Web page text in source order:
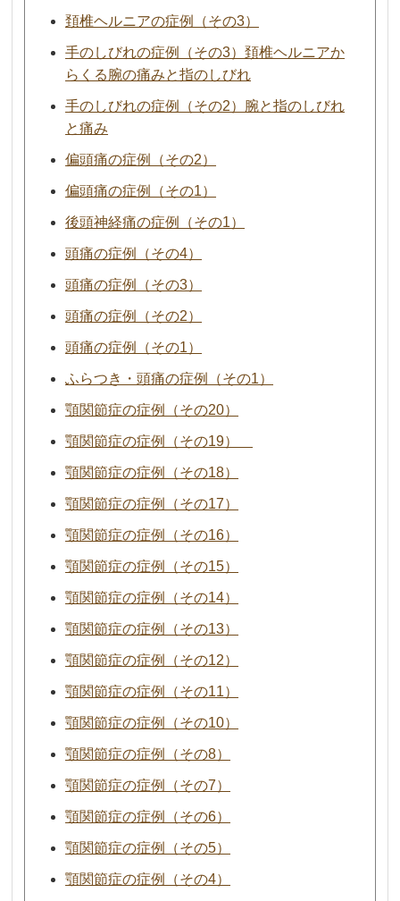
頚椎ヘルニアの症例（その3）
手のしびれの症例（その3）頚椎ヘルニアか
らくる腕の痛みと指のしびれ
手のしびれの症例（その2）腕と指のしびれ
と痛み
偏頭痛の症例（その2）
偏頭痛の症例（その1）
後頭神経痛の症例（その1）
頭痛の症例（その4）
頭痛の症例（その3）
頭痛の症例（その2）
頭痛の症例（その1）
ふらつき・頭痛の症例（その1）
顎関節症の症例（その20）
顎関節症の症例（その19）
顎関節症の症例（その18）
顎関節症の症例（その17）
顎関節症の症例（その16）
顎関節症の症例（その15）
顎関節症の症例（その14）
顎関節症の症例（その13）
顎関節症の症例（その12）
顎関節症の症例（その11）
顎関節症の症例（その10）
顎関節症の症例（その8）
顎関節症の症例（その7）
顎関節症の症例（その6）
顎関節症の症例（その5）
顎関節症の症例（その4）